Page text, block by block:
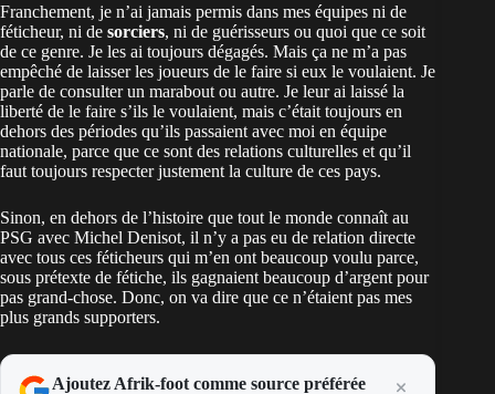
Franchement, je n’ai jamais permis dans mes équipes ni de
féticheur, ni de sorciers, ni de guérisseurs ou quoi que ce soit
de ce genre. Je les ai toujours dégagés. Mais ça ne m’a pas
empêché de laisser les joueurs de le faire si eux le voulaient. Je
parle de consulter un marabout ou autre. Je leur ai laissé la
liberté de le faire s’ils le voulaient, mais c’était toujours en
dehors des périodes qu’ils passaient avec moi en équipe
nationale, parce que ce sont des relations culturelles et qu’il
faut toujours respecter justement la culture de ces pays.
Sinon, en dehors de l’histoire que tout le monde connaît au
PSG avec Michel Denisot, il n’y a pas eu de relation directe
avec tous ces féticheurs qui m’en ont beaucoup voulu parce,
sous prétexte de fétiche, ils gagnaient beaucoup d’argent pour
pas grand-chose. Donc, on va dire que ce n’étaient pas mes
plus grands supporters.
Ajoutez Afrik-foot comme source préférée